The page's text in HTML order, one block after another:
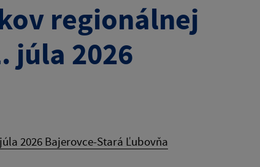
regionálnej
júla 2026
2026 Bajerovce-Stará Ľubovňa